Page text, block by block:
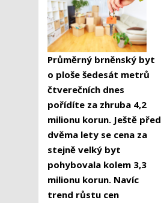
Průměrný brněnský byt
o ploše šedesát metrů
čtverečních dnes
pořídíte za zhruba 4,2
milionu korun. Ještě před
dvěma lety se cena za
stejně velký byt
pohybovala kolem 3,3
milionu korun. Navíc
trend růstu cen